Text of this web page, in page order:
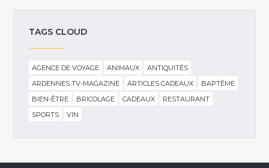
TAGS CLOUD
AGENCE DE VOYAGE ANIMAUX
ANTIQUITÉS
ARDENNES TV-MAGAZINE
ARTICLES CADEAUX
BAPTÊME
BIEN-ÊTRE
BRICOLAGE CADEAUX
RESTAURANT
SPORTS
VIN